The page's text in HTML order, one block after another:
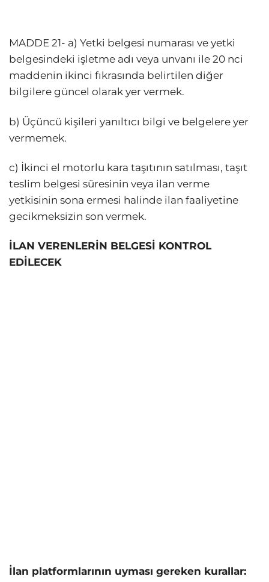
MADDE 21- a) Yetki belgesi numarası ve yetki
belgesindeki işletme adı veya unvanı ile 20 nci
maddenin ikinci fıkrasında belirtilen diğer
bilgilere güncel olarak yer vermek.
b) Üçüncü kişileri yanıltıcı bilgi ve belgelere yer
vermemek.
c) İkinci el motorlu kara taşıtının satılması, taşıt
teslim belgesi süresinin veya ilan verme
yetkisinin sona ermesi halinde ilan faaliyetine
gecikmeksizin son vermek.
İLAN VERENLERİN BELGESİ KONTROL
EDİLECEK
İlan platformlarının uyması gereken kurallar: